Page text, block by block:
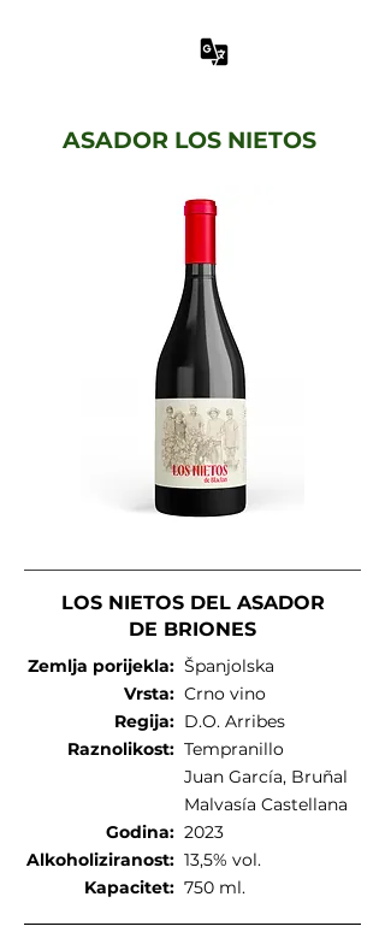
ASADOR LOS NIETOS
LOS NIETOS DEL ASADOR
DE BRIONES
Zemlja porijekla:
Vrsta:
Regija:
Raznolikost:
Godina:
Alkoholiziranost:
Kapacitet:
Španjolska
Crno vino
D.O. Arribes
Tempranillo
Juan García, Bruñal
Malvasía Castellana
2023
13,5% vol.
750 ml.